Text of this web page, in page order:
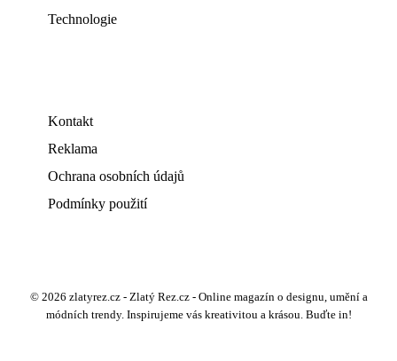
Technologie
Kontakt
Reklama
Ochrana osobních údajů
Podmínky použití
© 2026 zlatyrez.cz - Zlatý Rez.cz - Online magazín o designu, umění a
módních trendy. Inspirujeme vás kreativitou a krásou. Buďte in!